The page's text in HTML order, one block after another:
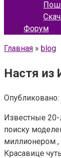
Форум
Главная » blog
Настя из
Опубликовано:
Известные 20-
поиску
миллионером ,
Красавице